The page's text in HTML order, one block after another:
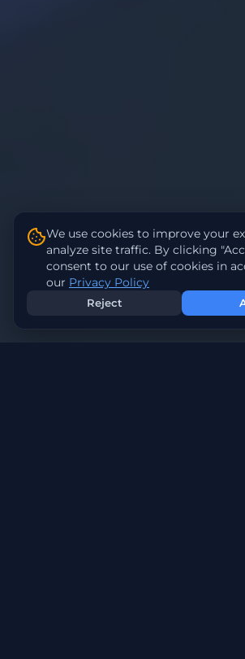
We use cookies to improve your
analyze site traffic. By clicking
consent to our use of cookies in
our Privacy Policy
Reject